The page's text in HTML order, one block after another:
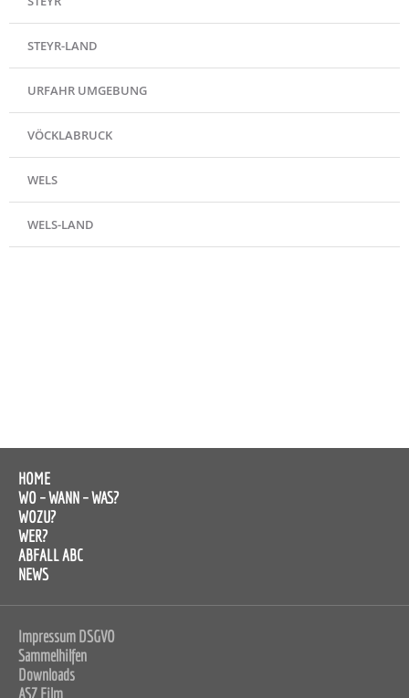
STEYR-LAND
URFAHR UMGEBUNG
VÖCKLABRUCK
WELS
WELS-LAND
HOME
WO – WANN – WAS?
WOZU?
WER?
ABFALL ABC
NEWS
Impressum DSGVO
Sammelhilfen
Downloads
ASZ Film